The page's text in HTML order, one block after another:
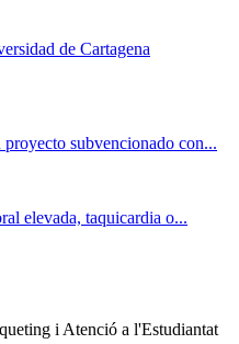
de Cartagena
subvencionado con...
elevada, taquicardia o...
i Atenció a l'Estudiantat